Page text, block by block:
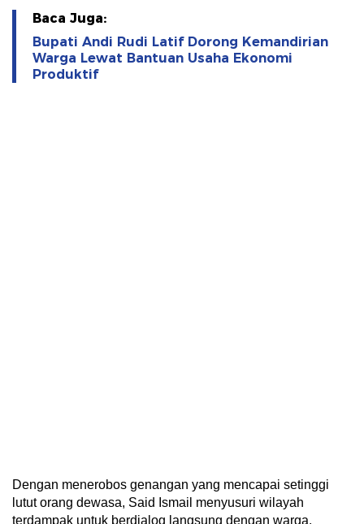
Baca Juga:
Bupati Andi Rudi Latif Dorong Kemandirian
Warga Lewat Bantuan Usaha Ekonomi
Produktif
Dengan menerobos genangan yang mencapai setinggi
lutut orang dewasa, Said Ismail menyusuri wilayah
terdampak untuk berdialog langsung dengan warga.